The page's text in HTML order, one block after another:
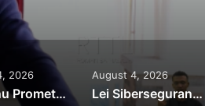
2026
Governu Promete Tau Prioridade ba Setór Minerais no Setór Produtivu
August 4, 2026
Lei Siberseguransa Ajuda Autoridade Polisiál Kaptura Autór Kriminozu ho Paradeiru Iha Estranjeiru